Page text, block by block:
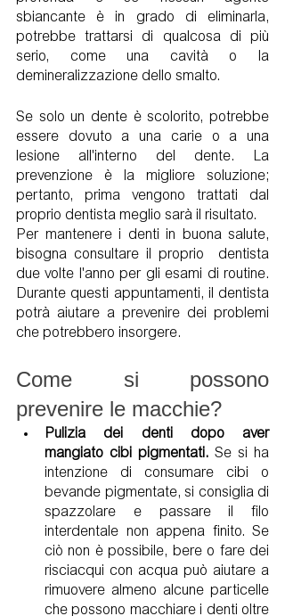
sbiancante è in grado di eliminarla,
potrebbe trattarsi di qualcosa di più
serio, come una cavità o la
demineralizzazione dello smalto.
Se solo un dente è scolorito, potrebbe
essere dovuto a una carie o a una
lesione all'interno del dente. La
prevenzione è la migliore soluzione;
pertanto, prima vengono trattati dal
proprio dentista meglio sarà il risultato.
Per mantenere i denti in buona salute,
bisogna consultare il proprio  dentista
due volte l'anno per gli esami di routine.
Durante questi appuntamenti, il dentista
potrà aiutare a prevenire dei problemi
che potrebbero insorgere.
Come si possono
prevenire le macchie?
Pulizia dei denti dopo aver
mangiato cibi pigmentati. Se si ha
intenzione di consumare cibi o
bevande pigmentate, si consiglia di
spazzolare e passare il filo
interdentale non appena finito. Se
ciò non è possibile, bere o fare dei
risciacqui con acqua può aiutare a
rimuovere almeno alcune particelle
che possono macchiare i denti oltre